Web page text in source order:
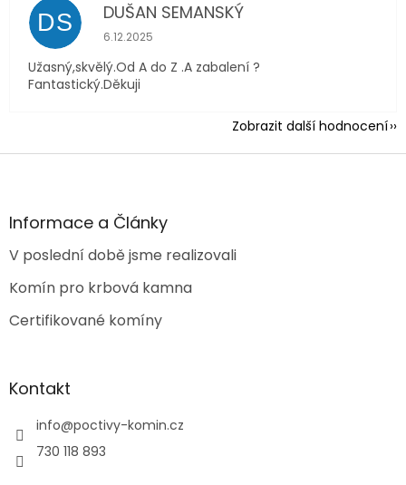
DS DUŠAN SEMANSKÝ
Hodnocení obchodu je 5 z 5 hvězdiček.
6.12.2025
Užasný,skvělý.Od A do Z .A zabalení ?
Fantastický.Děkuji
Zobrazit další hodnocení
Z
aInformace a Články
V poslední době jsme realizovali
Komín pro krbová kamna
Certifikované komíny
Kontakt
info@poctivy-komin.cz
730 118 893